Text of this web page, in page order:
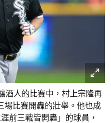
酒人的比賽中，村上宗隆再
場比賽開轟的壯舉。他也成
前三戰皆開轟」的球員，